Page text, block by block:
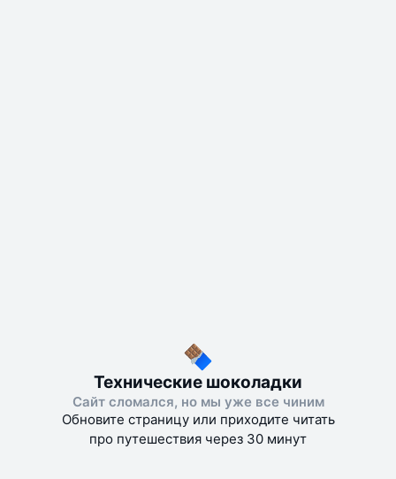
Технические шоколадки
Сайт сломался, но мы уже все чиним
Обновите страницу или приходите читать
про путешествия через 30 минут